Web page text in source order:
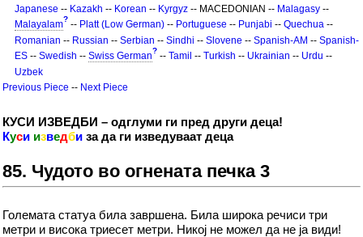
Japanese -- Kazakh -- Korean -- Kyrgyz -- MACEDONIAN -- Malagasy --
Malayalam? -- Platt (Low German) -- Portuguese -- Punjabi -- Quechua --
Romanian -- Russian -- Serbian -- Sindhi -- Slovene -- Spanish-AM -- Spanish-
ES -- Swedish -- Swiss German? -- Tamil -- Turkish -- Ukrainian -- Urdu --
Uzbek
Previous Piece -- Next Piece
КУСИ ИЗВЕДБИ – одглуми ги пред други деца!
Куси изведби за да ги изведуваат деца
85. Чудото во огнената печка 3
Големата статуа била завршена. Била широка речиси три
метри и висока триесет метри. Никој не можел да не ја види!